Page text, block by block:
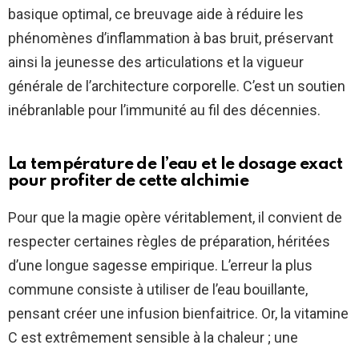
basique optimal, ce breuvage aide à réduire les
phénomènes d’inflammation à bas bruit, préservant
ainsi la jeunesse des articulations et la vigueur
générale de l’architecture corporelle. C’est un soutien
inébranlable pour l’immunité au fil des décennies.
La température de l’eau et le dosage exact
pour profiter de cette alchimie
Pour que la magie opère véritablement, il convient de
respecter certaines règles de préparation, héritées
d’une longue sagesse empirique. L’erreur la plus
commune consiste à utiliser de l’eau bouillante,
pensant créer une infusion bienfaitrice. Or, la vitamine
C est extrêmement sensible à la chaleur ; une